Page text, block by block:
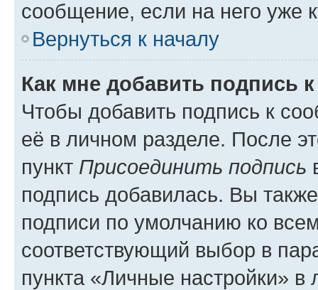
сообщение, если на него уже
Вернуться к началу
Как мне добавить подпись
Чтобы добавить подпись к
её в личном разделе. После
пункт Присоединить подпись
подпись добавилась. Вы
подписи по умолчанию ко
соответствующий выбор в
пункта «Личные настройки»